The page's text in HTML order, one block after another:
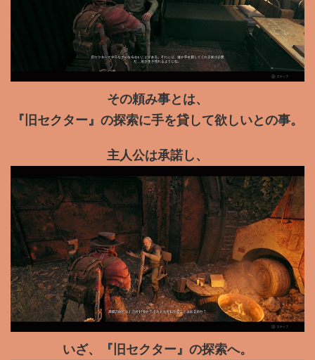
その頼み事とは、
『旧セクター』の探索に手を貸して欲しいとの事。
主人公は承諾し、
いざ、『旧セクター』の探索へ。